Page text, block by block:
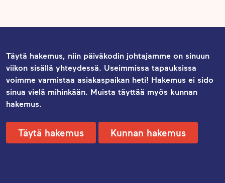
Täytä hakemus, niin päiväkodin johtajamme on sinuun
viikon sisällä yhteydessä. Useimmissa tapauksissa
voimme varmistaa asiakaspaikan heti! Hakemus ei sido
sinua vielä mihinkään. Muista täyttää myös kunnan
hakemus.
Täytä hakemus Kunnan hakemus